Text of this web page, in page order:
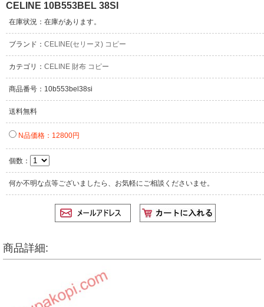
CELINE 10B553BEL 38SI
在庫状況：在庫があります。
ブランド： CELINE(セリーヌ) コピー
カテゴリ： CELINE 財布 コピー
商品番号：10b553bel38si
送料無料
N品価格：12800円
個数：
何か不明な点等ございましたら、お気軽にご相談くださいませ。
商品詳細: